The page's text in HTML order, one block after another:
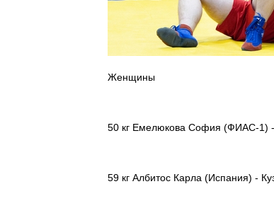
Женщины
50 кг Емелюкова София (ФИАС-1)
59 кг Албитос Карла (Испания) -